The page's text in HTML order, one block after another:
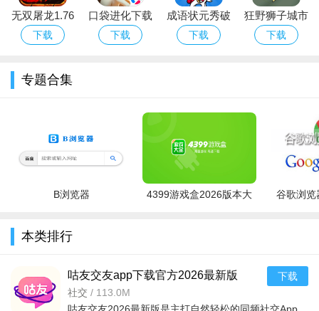
无双屠龙1.76
变态版
下载
口袋进化下载
官网最新版本
下载
成语状元秀破
解版
下载
狂野狮子城市
破坏游戏官方
下载
专题合集
B浏览器
4399游戏盒2026版本大
谷歌浏览
本类排行
咕友交友app下载官方2026最新版
v8.5.872安卓最新版
社交 / 113.0M
下载